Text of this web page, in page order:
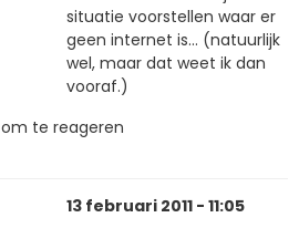
situatie voorstellen waar er
geen internet is... (natuurlijk
wel, maar dat weet ik dan
vooraf.)
om te reageren
13 februari 2011 - 11:05